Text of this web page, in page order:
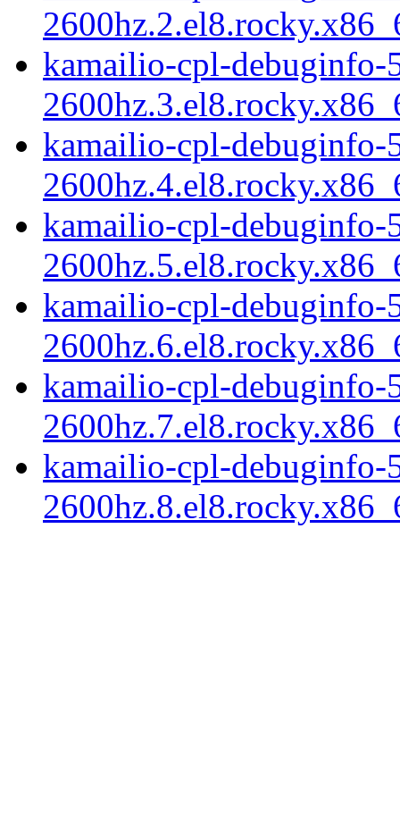
kamailio-cpl-debuginfo-
kamailio-cpl-debuginfo-
kamailio-cpl-debuginfo-
kamailio-cpl-debuginfo-
kamailio-cpl-debuginfo-
kamailio-cpl-debuginfo-